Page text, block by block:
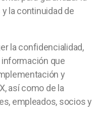
la continuidad de
la confidencialidad,
información que
y
así como de la
empleados, socios y